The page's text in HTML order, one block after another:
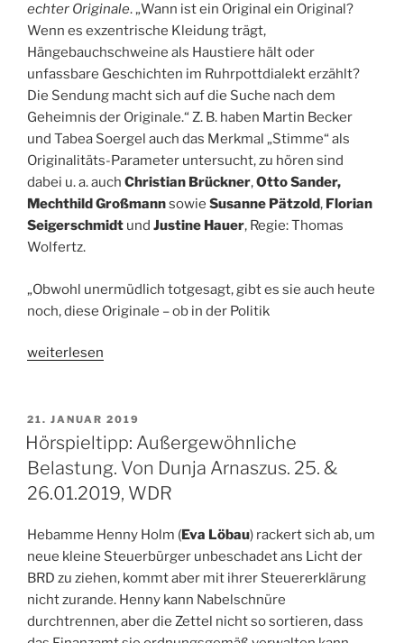
echter Originale. „Wann ist ein Original ein Original?
Wenn es exzentrische Kleidung trägt,
Hängebauchschweine als Haustiere hält oder
unfassbare Geschichten im Ruhrpottdialekt erzählt?
Die Sendung macht sich auf die Suche nach dem
Geheimnis der Originale.“ Z. B. haben Martin Becker
und Tabea Soergel auch das Merkmal „Stimme“ als
Originalitäts-Parameter untersucht, zu hören sind
dabei u. a. auch Christian Brückner,Otto Sander,
Mechthild Großmannsowie Susanne Pätzold, Florian
Seigerschmidt und Justine Hauer, Regie: Thomas
Wolfertz.
„Obwohl unermüdlich totgesagt, gibt es sie auch heute
noch, diese Originale – ob in der Politik
„Feature
sein.
Eine
Suche
dem
Originale.
weiterlesen
VERÖFFENTLICHT
AM
21. JANUAR 2019
Hörspieltipp: Außergewöhnliche
Belastung. Von Dunja Arnaszus. 25. &
26.01.2019, WDR
Hebamme Henny Holm (Eva Löbau) rackert sich ab, um
neue kleine Steuerbürger unbeschadet ans Licht der
BRD zu ziehen, kommt aber mit ihrer Steuererklärung
nicht zurande. Henny kann Nabelschnüre
durchtrennen, aber die Zettel nicht so sortieren, dass